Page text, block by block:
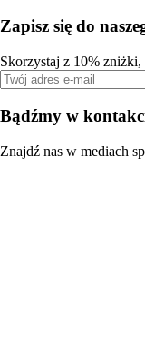
Zapisz się do
Skorzystaj z 10% zniżki,
Bądźmy w
Znajdź nas w mediach